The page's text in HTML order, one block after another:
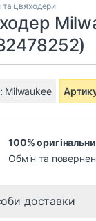
та цвяходери
Milwaukee
100%
Обмін та
доставки